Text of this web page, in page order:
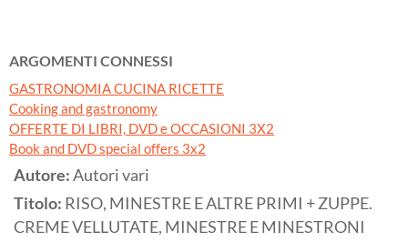
ARGOMENTI CONNESSI
GASTRONOMIA CUCINA RICETTE
Cooking and gastronomy
OFFERTE DI LIBRI, DVD e OCCASIONI 3X2
Book and DVD special offers 3x2
Autore:Autori vari
Titolo: RISO, MINESTRE E ALTRE PRIMI + ZUPPE.
CREME VELLUTATE, MINESTRE E MINESTRONI